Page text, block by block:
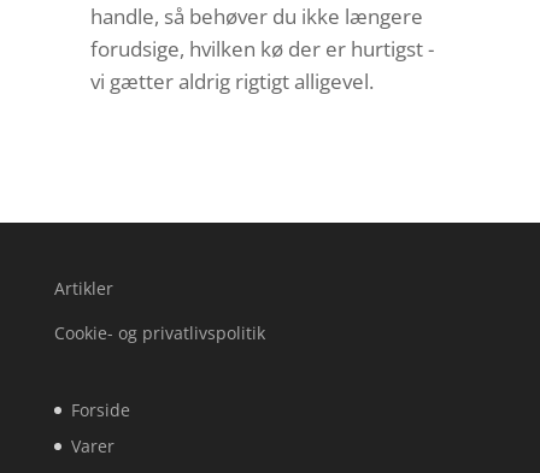
handle, så behøver du ikke længere
forudsige, hvilken kø der er hurtigst -
vi gætter aldrig rigtigt alligevel.
Artikler
Cookie- og privatlivspolitik
Forside
Varer